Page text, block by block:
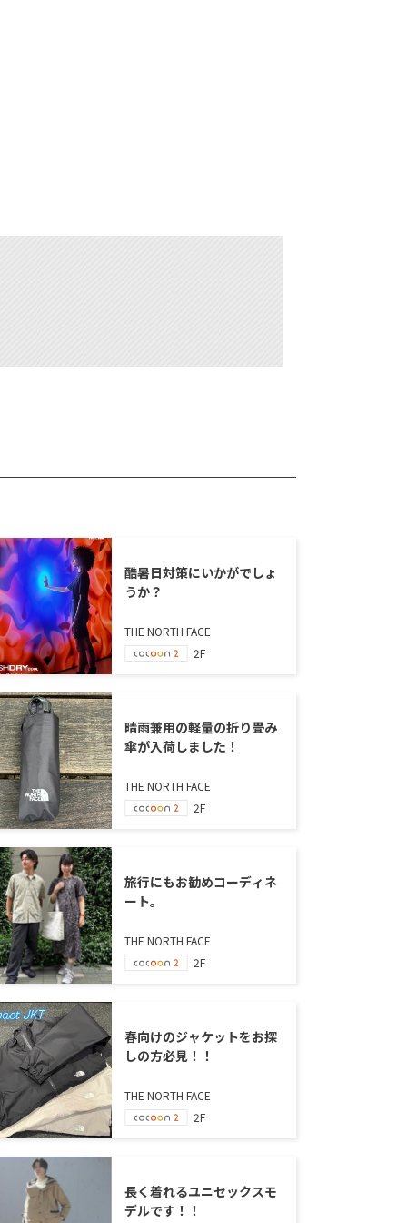
酷暑日対策にいかがでしょ
うか？
THE NORTH FACE
2F
晴雨兼用の軽量の折り畳み
傘が入荷しました！
THE NORTH FACE
2F
旅行にもお勧めコーディネ
ート。
THE NORTH FACE
2F
春向けのジャケットをお探
しの方必見！！
THE NORTH FACE
2F
長く着れるユニセックスモ
デルです！！